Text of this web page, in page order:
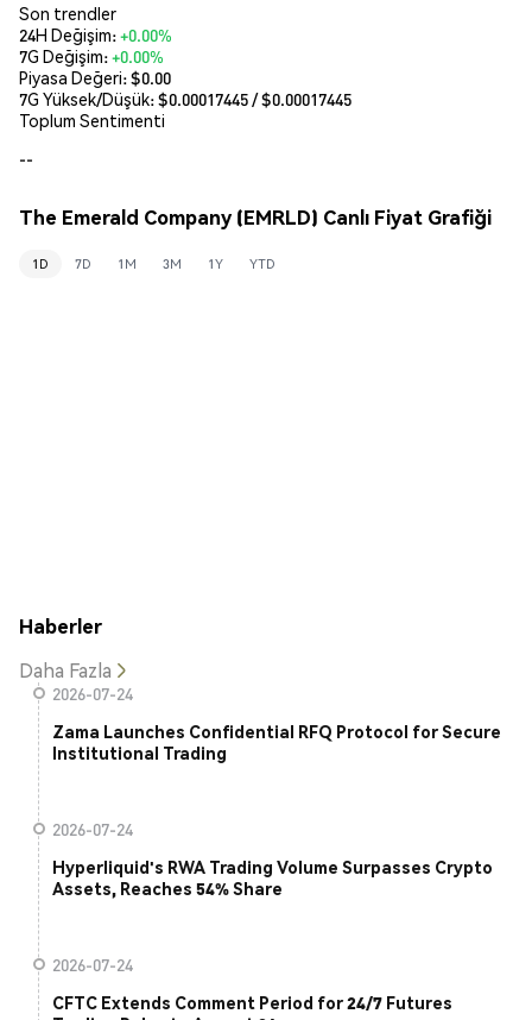
Son trendler
24H Değişim:+0.00%
7G Değişim:+0.00%
Piyasa Değeri:$0.00
7G Yüksek/Düşük: $0.00017445/ $0.00017445
Toplum Sentimenti
--
The Emerald Company (EMRLD) Canlı Fiyat Grafiği
1D 7D 1M 3M 1Y YTD
Haberler
Daha Fazla
2026-07-24
Zama Launches Confidential RFQ Protocol for Secure
Institutional Trading
2026-07-24
Hyperliquid's RWA Trading Volume Surpasses Crypto
Assets, Reaches 54% Share
2026-07-24
CFTC Extends Comment Period for 24/7 Futures